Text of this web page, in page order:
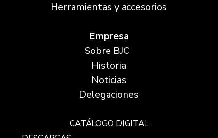
Herramientas y accesorios
Empresa
Sobre BJC
Historia
Noticias
Delegaciones
CATÁLOGO DIGITAL